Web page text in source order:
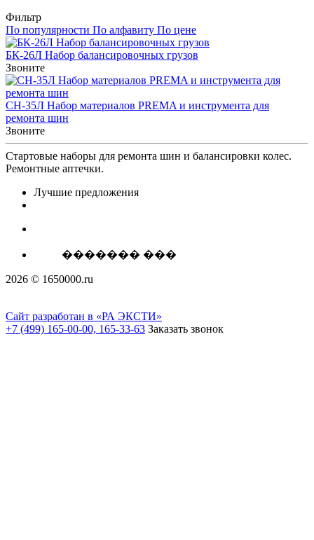
Фильтр
По популярности По алфавиту По цене
БК-26Л Набор балансировочных грузов
Звоните
СН-35Л Набор материалов PREMA и инструмента для
ремонта шин
Звоните
Стартовые наборы для ремонта шин и балансировки колес.
Ремонтные аптечки.
Лучшие предложения
������� ���
2026 © 1650000.ru
Сайт разработан в «РА ЭКСТИ»
+7 (499) 165-00-00, 165-33-63 Заказать звонок